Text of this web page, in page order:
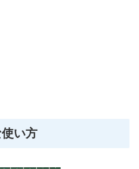
い方